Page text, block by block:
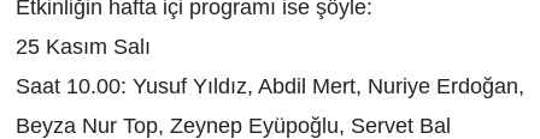
Etkinliğin hafta içi programı ise şöyle:
25 Kasım Salı
Saat 10.00: Yusuf Yıldız, Abdil Mert, Nuriye Erdoğan,
Beyza Nur Top, Zeynep Eyüpoğlu, Servet Bal